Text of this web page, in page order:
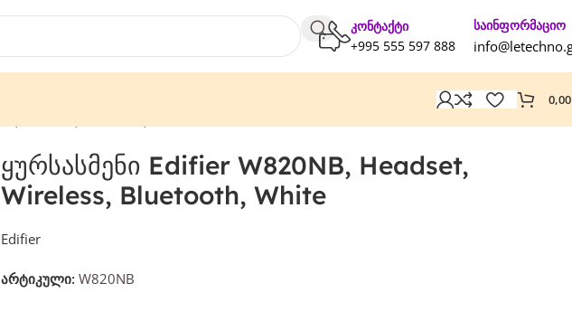
კონტაქტი
+995 555 597 888
საინფორმაციო
ყურსასმენი Edifier W820NB, Headset,
Wireless, Bluetooth, White
Edifier
არტიკული: W820NB